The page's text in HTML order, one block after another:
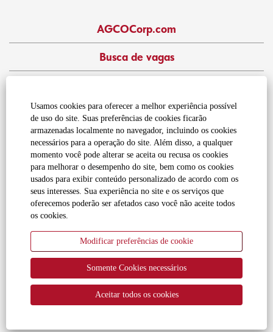
Usamos cookies para oferecer a melhor experiência possível
de uso do site. Suas preferências de cookies ficarão
armazenadas localmente no navegador, incluindo os cookies
necessários para a operação do site. Além disso, a qualquer
momento você pode alterar se aceita ou recusa os cookies
para melhorar o desempenho do site, bem como os cookies
usados para exibir conteúdo personalizado de acordo com os
seus interesses. Sua experiência no site e os serviços que
oferecemos poderão ser afetados caso você não aceite todos
os cookies.
Modificar preferências de cookie
Somente Cookies necessários
Aceitar todos os cookies
AGCOCorp.com
Busca de vagas
Política Cookie
Termos de Utilização
Não compartilhar meus dados
Por meio de marcas reconhecidas, incluindo Fendt®,
Massey Ferguson®, PTx e Valtra®, a AGCO fornece
soluções centradas nos agricultores para alimentar nosso
mundo de maneira sustentável com uma linha completa
de tratores, colheitadeiras, equipamentos para fenação e
forragem, implementos, sistemas de armazenamento de
grãos e produção de proteína, bem como peças de